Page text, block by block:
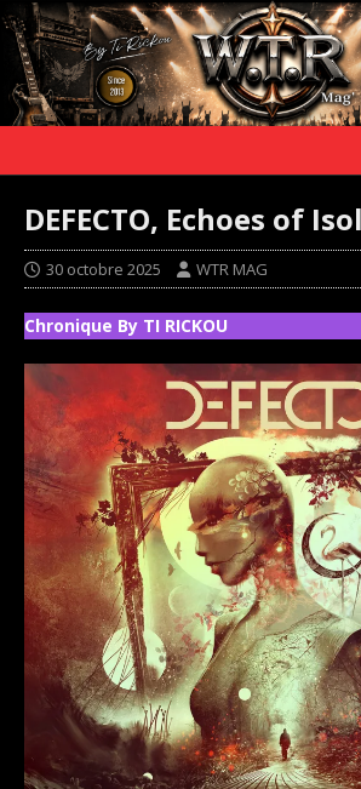
DEFECTO, Echoes of
30 octobre 2025 WTR MAG
Chronique By TI RICKOU